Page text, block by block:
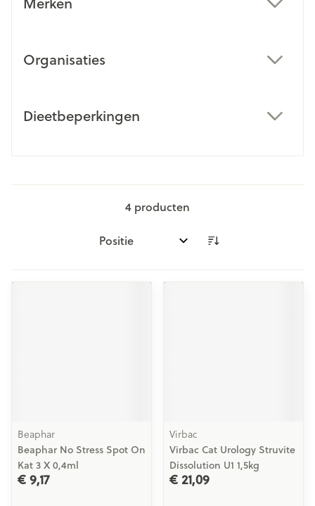
Organisaties
Dieetbeperkingen
4 producten
Sorteer op:
Beaphar
Beaphar No Stress Spot On
Kat 3 X 0,4ml
€ 9,17
Virbac
Virbac Cat Urology Struvite
Dissolution U1 1,5kg
€ 21,09